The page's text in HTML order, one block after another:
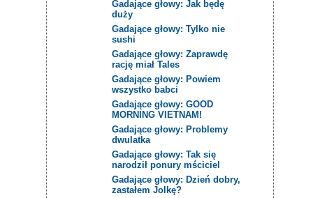
Gadające głowy: Jak będę
duży
Gadające głowy: Tylko nie
sushi
Gadające głowy: Zaprawdę
rację miał Tales
Gadające głowy: Powiem
wszystko babci
Gadające głowy: GOOD
MORNING VIETNAM!
Gadające głowy: Problemy
dwulatka
Gadające głowy: Tak się
narodził ponury mściciel
Gadające głowy: Dzień dobry,
zastałem Jolkę?